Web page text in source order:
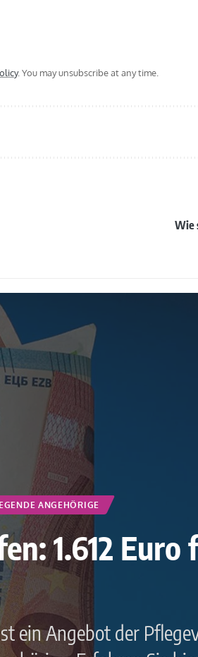
. You may unsubscribe at any time.
Wie
ANGEHÖRIGE
1.612 Euro
ein Angebot der